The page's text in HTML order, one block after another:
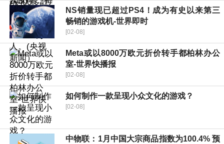
NS销量现已超过PS4！成为有史以来第三
畅销的游戏机-世界即时
[02-08]
Meta或以8000万欧元折价转手都柏林办公
室-世界快播报
[02-08]
如何制作一款呈现小众文化的游戏？
[02-08]
中物联：1月中国大宗商品指数为100.4% 预